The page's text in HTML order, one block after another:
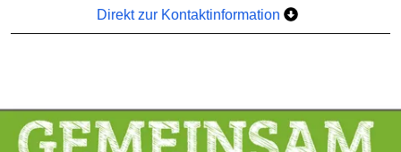
Direkt zur Kontaktinformation